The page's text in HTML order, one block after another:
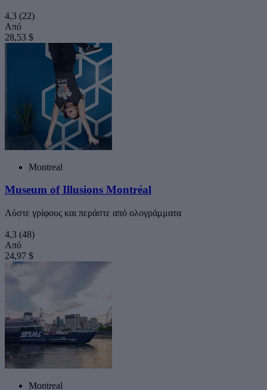
4,3 (22)
Από
28,53 $
Montreal
Museum of Illusions Montréal
Λύστε γρίφους και περάστε από ολογράμματα
4,3 (48)
Από
24,97 $
Montreal